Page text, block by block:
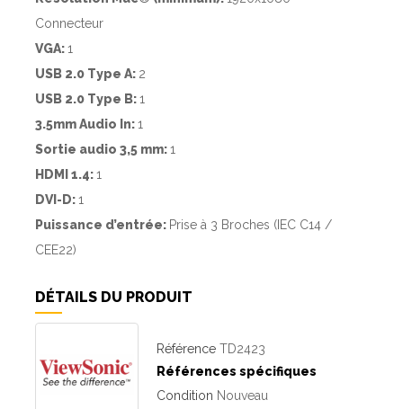
Connecteur
VGA:1
USB 2.0 Type A: 2
USB 2.0 Type B:1
3.5mm Audio In:1
Sortie audio 3,5 mm:1
HDMI 1.4:1
DVI-D:1
Puissance d’entrée: Prise à 3 Broches (IEC C14 /
CEE22)
DÉTAILS DU PRODUIT
Référence TD2423
Références spécifiques
Condition Nouveau